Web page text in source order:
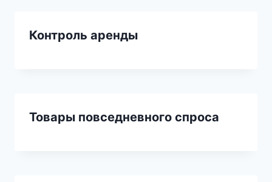
Контроль аренды
Товары повседневного спроса